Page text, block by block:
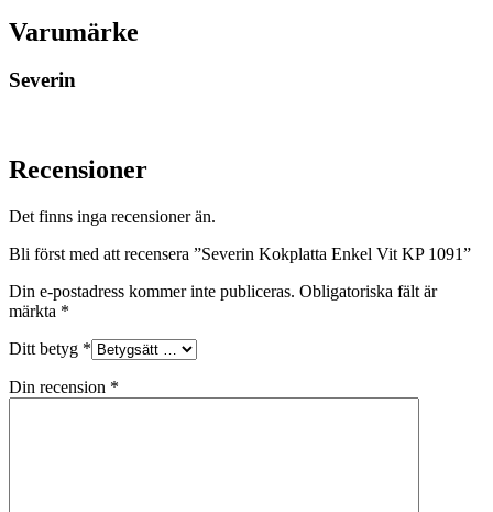
Varumärke
Severin
Recensioner
Det finns inga recensioner än.
Bli först med att recensera ”Severin Kokplatta Enkel Vit KP 1091”
Din e-postadress kommer inte publiceras. Obligatoriska fält är
märkta *
Ditt betyg *
Din recension *